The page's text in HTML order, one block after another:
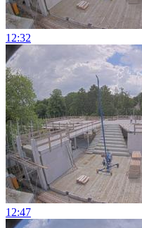
12:32
12:47